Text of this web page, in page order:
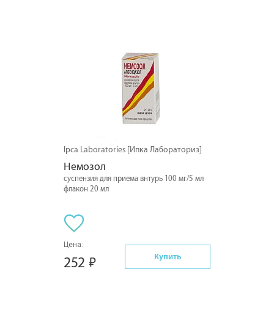
Ipca Laboratories [Ипка Лабораториз]
Немозол
суспензия для приема внтурь 100 мг/5 мл
флакон 20 мл
Цена:
252 Купить